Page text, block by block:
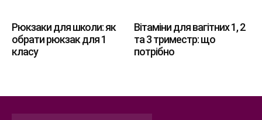
Рюкзаки для школи: як
обрати рюкзак для 1
класу
Вітаміни для вагітних 1, 2
та 3 триместр: що
потрібно